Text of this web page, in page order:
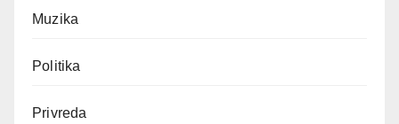
Muzika
Politika
Privreda